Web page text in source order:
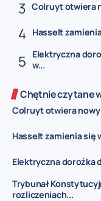
Colruyt otwiera
Hasselt
Elektryczna
w...
Chętnie czytane
Colruyt otwiera
Hasselt zamienia się
Elektryczna dorożka
Trybunał
rozliczeniach...